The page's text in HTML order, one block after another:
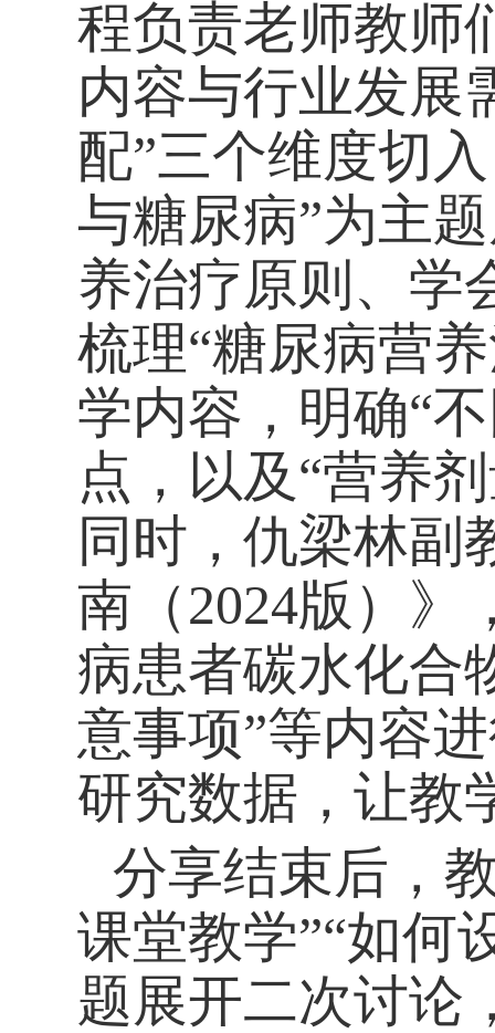
程负责老师教师
内容与行业发展
配”三个维度切
与糖尿病”为主
养治疗原则、学
梳理“糖尿病营
学内容，明确“
点，以及“营养
同时，仇梁林副
南（2024版）》
病患者碳水化合
意事项”等内容
研究数据，让教
分享结束后，
课堂教学”“如何
题展开二次讨论